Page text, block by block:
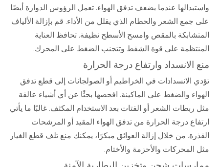
واستبدالها عندما يضعف تدفق الهواء. تعمل الرؤوس الدوارة أيضًا
على جمع الشعر والحطام الذي يقلل من الأداء. قم بإزالة الألياف
المتشابكة بالمقص وامسح الأسطح نظيفة. تحافظ العناية
المنتظمة على قوة الشفط وتتجنب الضغط على المحرك.
منع الانسداد وارتفاع درجة الحرارة
تؤدي الانسدادات في الخراطيم أو الصولجانات إلى قطع تدفق
الهواء والضغط على الماكينة. افحصها بحثًا عن أي أشياء عالقة
مثل ربطات الشعر أو الفتات بعد الاستخدام المكثف. غالبًا ما يأتي
ارتفاع درجة الحرارة من تدفق الهواء المقيد أو المرشحات
القذرة. من خلال إزالة العوائق مبكرًا، يمكنك منع تلف قطع الغيار
مثل المحركات والأحزمة والأختام.